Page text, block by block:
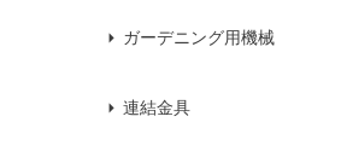
ガーデニング用機械
連結金具